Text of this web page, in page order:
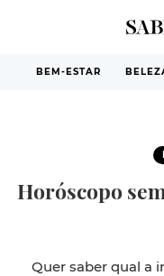
BEM-ESTAR
Horóscopo
Quer saber qual a